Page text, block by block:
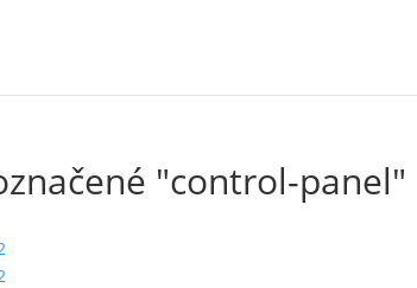
"control-panel"